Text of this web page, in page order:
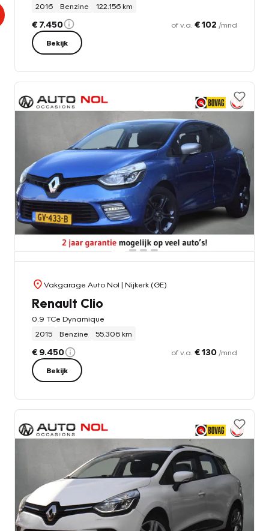
2016
Benzine 122.156 km
€ 7.450 of v.a. € 102 /mnd
Bekijk
Vakgarage Auto Nol | Nijkerk (GE)
Renault Clio
0.9 TCe Dynamique
2015
Benzine 55.306 km
€ 9.450 of v.a. € 130 /mnd
Bekijk